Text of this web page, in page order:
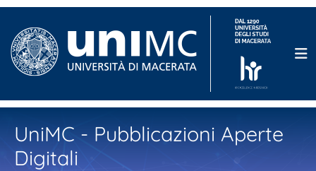
UniMC - Pubblicazioni Aperte
Digitali